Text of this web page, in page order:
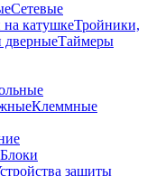
Сетевые
катушкеТройники,
дверныеТаймеры
Клеммные
Блоки
защиты